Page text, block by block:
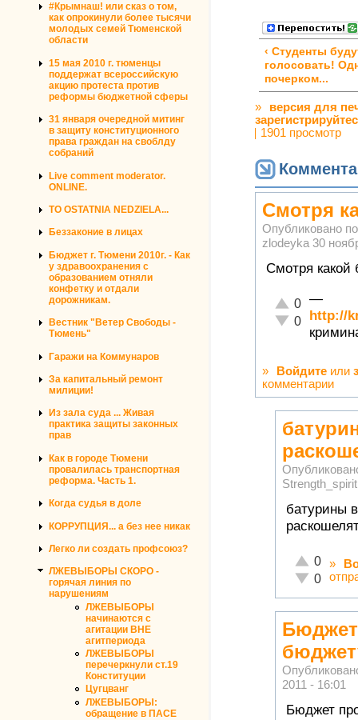
#Крымнаш! или сказ о том,
как опрокинули более тысячи
молодых семей Тюменской
области
15 мая 2010 г. тюменцы
поддержат всероссийскую
акцию протеста против
реформы бюджетной сферы
31 января очередной митинг
в защиту конституционного
права граждан на своблду
собраний
Live comment moderator.
ONLINE.
TO OSTATNIA NEDZIELA...
Беззаконие в лицах
Бюджет г. Тюмени 2010г. - Как
у здравоохранения с
образованием отняли
конфетку и отдали
дорожникам.
Вестник "Ветер Свободы -
Тюмень"
Гаражи на Коммунаров
За капитальный ремонт
милиции!
Из зала суда ... Живая
практика защиты законных
прав
Как в городе Тюмени
провалилась транспортная
реформа. Часть 1.
Когда судья в доле
КОРРУПЦИЯ... а без нее никак
Легко ли создать профсоюз?
ЛЖЕВЫБОРЫ СКОРО -
горячая линия по
нарушениям
ЛЖЕВЫБОРЫ
начинаются с
агитации ВНЕ
агитпериода
ЛЖЕВЫБОРЫ
перечеркнули ст.19
Конституции
Цугцванг
ЛЖЕВЫБОРЫ:
обращение в ПАСЕ
‹ Студенты
голосовать!
почерком...
»
версия для
1901 просмотр
Смотря
Опубликовано
zlodeyka 30
Смотря какой
Отлично!
0
Неадекватно!
0
—
http://
» Войдите или
комментарии
Strength_spirit
батурины
Отлично!
0
0
»
Бюджет
2011 - 16:01
Бюджет